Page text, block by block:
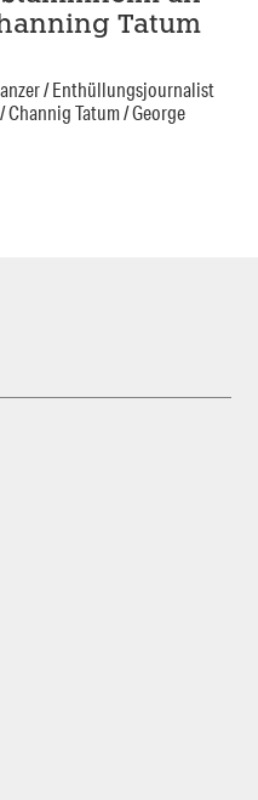
Tatum
/ Enthüllungsjournalist
Tatum / George